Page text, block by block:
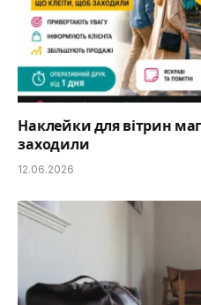
Наклейки для вітрин
заходили
12.06.2026